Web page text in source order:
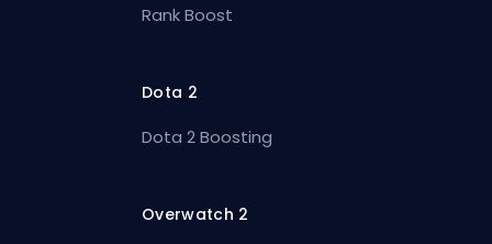
Rank Boost
Dota 2
Dota 2 Boosting
Overwatch 2